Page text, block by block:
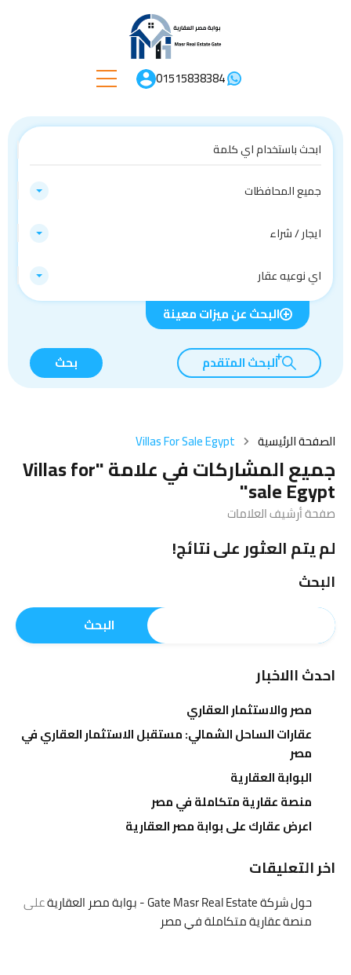
01515838384
جميع المحافظات
ايجار / شراء
اي نوعيه عقار
البحث عن ميزات معينة
البحث المتقدم بحث
الصفحة الرئيسية Villas For Sale Egypt
جميع المشاركات في علامة "Villas for
sale Egypt"
صفحة أرشيف العلامات
لم يتم العثور على نتائج!
البحث
البحث
احدث االاخبار
مصر والاستثمار العقاري
عقارات الساحل الشمالي: مستقبل الاستثمار العقاري في
مصر
البوابة العقارية
منصة عقارية متكاملة في مصر
اعرض عقارك على بوابة مصر العقارية
اخر التعليقات
حول شركة Gate Masr Real Estate - بوابة مصر العقارية
على
منصة عقارية متكاملة في مصر